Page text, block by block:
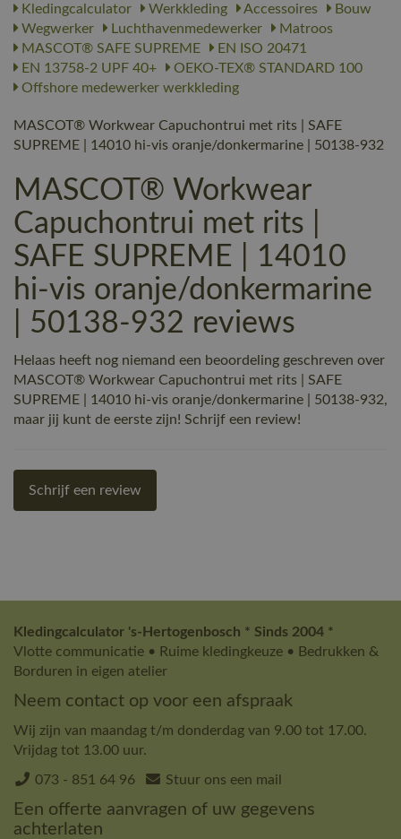
Kledingcalculator
Werkkleding Accessoires
Bouw
Wegwerker
Luchthavenmedewerker
Matroos
MASCOT® SAFE SUPREME
EN ISO 20471
EN 13758-2 UPF 40+
OEKO-TEX® STANDARD 100
Offshore medewerker werkkleding
MASCOT® Workwear Capuchontrui met rits | SAFE
SUPREME | 14010 hi-vis oranje/donkermarine | 50138-932
MASCOT® Workwear
Capuchontrui met rits |
SAFE SUPREME | 14010
hi-vis oranje/donkermarine
| 50138-932 reviews
Helaas heeft nog niemand een beoordeling geschreven over
MASCOT® Workwear Capuchontrui met rits | SAFE
SUPREME | 14010 hi-vis oranje/donkermarine | 50138-932,
maar jij kunt de eerste zijn! Schrijf een review!
Schrijf een review
Kledingcalculator 's-Hertogenbosch * Sinds 2004 *
Vlotte communicatie • Ruime kledingkeuze • Bedrukken &
Borduren in eigen atelier
Neem contact op voor een afspraak
Wij zijn van maandag t/m donderdag van 9.00 tot 17.00.
Vrijdag tot 13.00 uur.
073 - 851 64 96 Stuur ons een mail
Een offerte aanvragen of uw gegevens
achterlaten